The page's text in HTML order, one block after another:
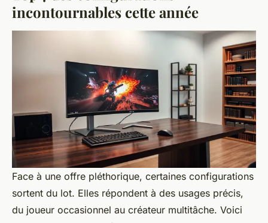
incontournables cette année
Face à une offre pléthorique, certaines configurations
sortent du lot. Elles répondent à des usages précis,
du joueur occasionnel au créateur multitâche. Voici